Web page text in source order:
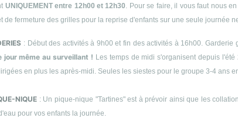
UNIQUEMENT entre 12h00 et 12h30
. Pour se faire, il vous faut nous
de fermeture des grilles pour la reprise d'enfants sur une seule journée
: Début des activités à 9h00 et fin des activités à 16h00.
jour même au surveillant ! Les temps de midi s'organisent depuis
en plus les après-midi. Seules les siestes pour le groupe 3-4 ans
NIQUE : Un pique-nique "Tartines" est à prévoir ainsi que les
pour vos enfants la journée.